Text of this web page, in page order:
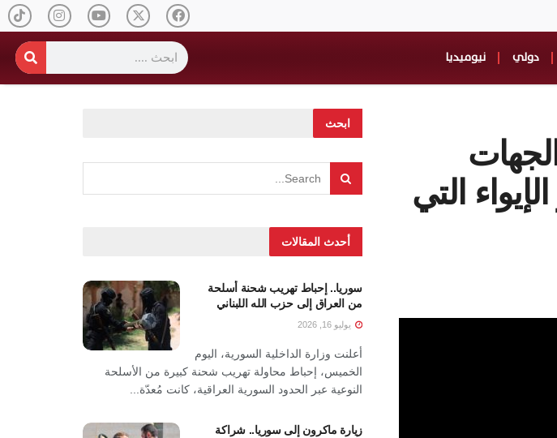
دولي نيوميديا
التي
ابحث
أحدث المقالات
سوريا.. إحباط تهريب شحنة أسلحة
من العراق إلى حزب الله اللبناني
يوليو 16, 2026
أعلنت وزارة الداخلية السورية، اليوم
الخميس، إحباط محاولة تهريب شحنة كبيرة من الأسلحة
النوعية عبر الحدود السورية العراقية، كانت مُعدّة...
زيارة ماكرون إلى سوريا.. شراكة